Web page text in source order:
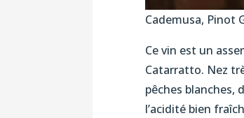
Cademusa, Pinot
Ce vin est un
Catarratto. Nez
pêches blanches,
l’acidité bien